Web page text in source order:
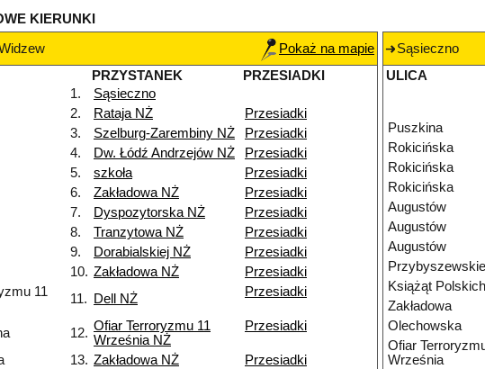
KIERUNKI
Pokaż na mapie
PRZYSTANEK
PRZESIADKI
1.
Sąsieczno
2. Rataja NŻ
Przesiadki
3. Szelburg-Zarembiny NŻ
Przesiadki
4. Dw. Łódź Andrzejów NŻ
Przesiadki
5. szkoła
Przesiadki
6. Zakładowa NŻ
Przesiadki
7. Dyspozytorska NŻ
Przesiadki
8. Tranzytowa NŻ
Przesiadki
9. Dorabialskiej NŻ
Przesiadki
10. Zakładowa NŻ
Przesiadki
11
11. Dell NŻ Przesiadki
12. Ofiar Terroryzmu 11
Września NŻ
Przesiadki
13. Zakładowa NŻ
Przesiadki
Sąsieczno
ULICA
Puszkina
Rokicińska
Rokicińska
Rokicińska
Augustów
Augustów
Augustów
Książąt Polskich
Zakładowa
Olechowska
Ofiar
Września